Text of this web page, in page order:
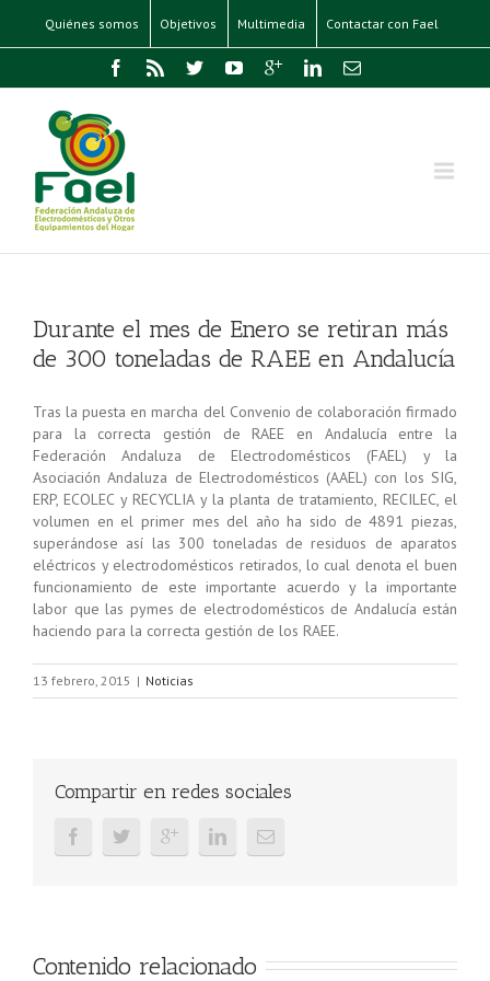
Quiénes somos Objetivos Multimedia Contactar con Fael
Durante el mes de Enero se retiran más
de 300 toneladas de RAEE en Andalucía
Tras la puesta en marcha del Convenio de colaboración firmado
para la correcta gestión de RAEE en Andalucía entre la
Federación Andaluza de Electrodomésticos (FAEL) y la
Asociación Andaluza de Electrodomésticos (AAEL) con los SIG,
ERP, ECOLEC y RECYCLIA y la planta de tratamiento, RECILEC, el
volumen en el primer mes del año ha sido de 4891 piezas,
superándose así las 300 toneladas de residuos de aparatos
eléctricos y electrodomésticos retirados, lo cual denota el buen
funcionamiento de este importante acuerdo y la importante
labor que las pymes de electrodomésticos de Andalucía están
haciendo para la correcta gestión de los RAEE.
13 febrero, 2015 | Noticias
Compartir en redes sociales
Contenido relacionado